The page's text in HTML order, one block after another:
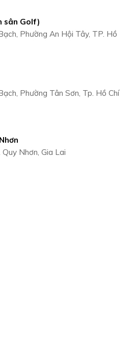
sân Golf)
Phường An Hội Tây, TP. Hồ
Phường Tân Sơn, Tp. Hồ Chí
Nhơn, Gia Lai